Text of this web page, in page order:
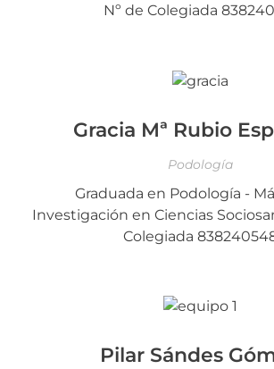
Nº de Colegiada
Gracia Mª Rubio
Podología
Graduada en Podología -
Investigación en Ciencias
Colegiada
Pilar Sándes